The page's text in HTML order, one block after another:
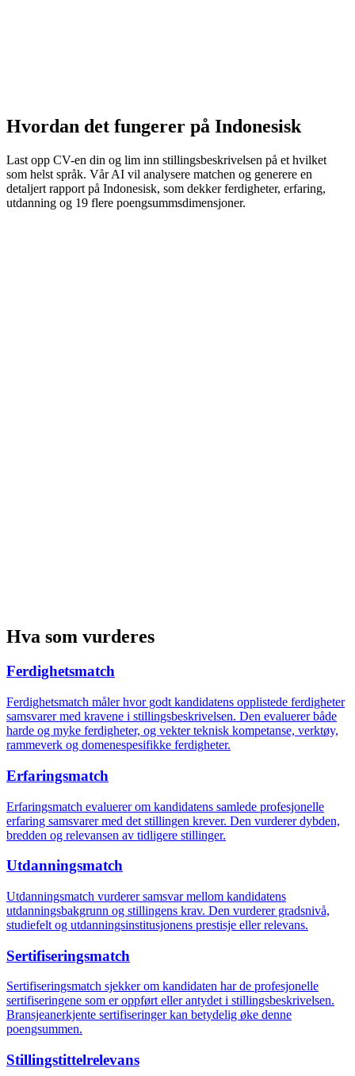
Hvordan det fungerer på Indonesisk
Last opp CV-en din og lim inn stillingsbeskrivelsen på et hvilket
som helst språk. Vår AI vil analysere matchen og generere en
detaljert rapport på Indonesisk, som dekker ferdigheter, erfaring,
utdanning og 19 flere poengsummsdimensjoner.
Hva som vurderes
Ferdighetsmatch
Ferdighetsmatch måler hvor godt kandidatens opplistede ferdigheter
samsvarer med kravene i stillingsbeskrivelsen. Den evaluerer både
harde og myke ferdigheter, og vekter teknisk kompetanse, verktøy,
rammeverk og domenespesifikke ferdigheter.
Erfaringsmatch
Erfaringsmatch evaluerer om kandidatens samlede profesjonelle
erfaring samsvarer med det stillingen krever. Den vurderer dybden,
bredden og relevansen av tidligere stillinger.
Utdanningsmatch
Utdanningsmatch vurderer samsvar mellom kandidatens
utdanningsbakgrunn og stillingens krav. Den vurderer gradsnivå,
studiefelt og utdanningsinstitusjonens prestisje eller relevans.
Sertifiseringsmatch
Sertifiseringsmatch sjekker om kandidaten har de profesjonelle
sertifiseringene som er oppført eller antydet i stillingsbeskrivelsen.
Bransjeanerkjente sertifiseringer kan betydelig øke denne
poengsummen.
Stillingstittelrelevans